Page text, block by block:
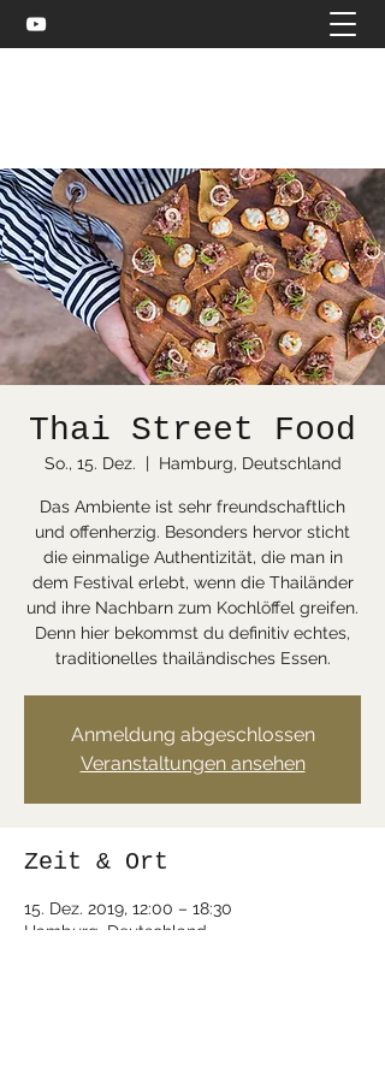
Thai Street Food
So., 15. Dez.
  |
Hamburg, Deutschland
Das Ambiente ist sehr freundschaftlich
und offenherzig. Besonders hervor sticht
die einmalige Authentizität, die man in
dem Festival erlebt, wenn die Thailänder
und ihre Nachbarn zum Kochlöffel greifen.
Denn hier bekommst du definitiv echtes,
traditionelles thailändisches Essen.
Anmeldung abgeschlossen
Veranstaltungen ansehen
Zeit & Ort
15. Dez. 2019, 12:00 – 18:30
Hamburg, Deutschland